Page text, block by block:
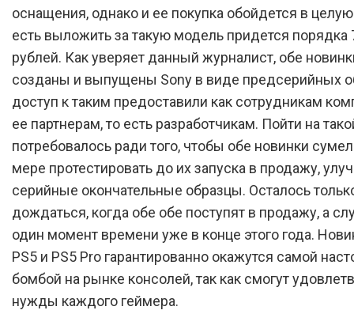
оснащения, однако и ее покупка обойдется в
есть выложить за такую модель придется порядка
рублей. Как уверяет данный журналист, обе
созданы и выпущены Sony в виде предсерийных
доступ к таким предоставили как сотрудникам
ее партнерам, то есть разработчикам. Пойти на
потребовалось ради того, чтобы обе новинки
мере протестировать до их запуска в продажу,
серийные окончательные образцы. Осталось
дождаться, когда обе обе поступят в продажу, а
один момент времени уже в конце этого года.
PS5 и PS5 Pro гарантированно окажутся самой
бомбой на рынке консолей, так как смогут
нужды каждого геймера.